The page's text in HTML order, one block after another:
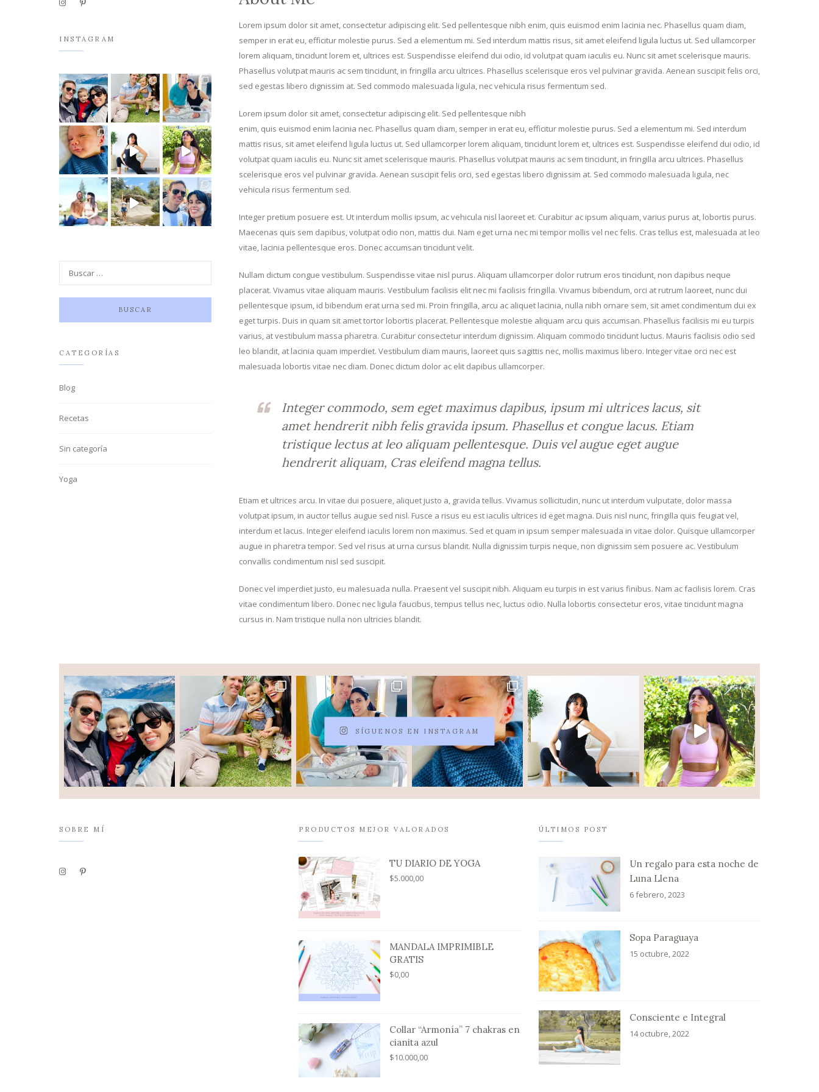
Lorem ipsum dolor sit amet, consectetur adipiscing elit. Sed pellentesque nibh enim, quis euismod enim lacinia nec. Phasellus quam diam,
semper in erat eu, efficitur molestie purus. Sed a elementum mi. Sed interdum mattis risus, sit amet eleifend ligula luctus ut. Sed ullamcorper
lorem aliquam, tincidunt lorem et, ultrices est. Suspendisse eleifend dui odio, id volutpat quam iaculis eu. Nunc sit amet scelerisque mauris.
Phasellus volutpat mauris ac sem tincidunt, in fringilla arcu ultrices. Phasellus scelerisque eros vel pulvinar gravida. Aenean suscipit felis orci,
sed egestas libero dignissim at. Sed commodo malesuada ligula, nec vehicula risus fermentum sed.
Lorem ipsum dolor sit amet, consectetur adipiscing elit. Sed pellentesque nibh
enim, quis euismod enim lacinia nec. Phasellus quam diam, semper in erat eu, efficitur molestie purus. Sed a elementum mi. Sed interdum
mattis risus, sit amet eleifend ligula luctus ut. Sed ullamcorper lorem aliquam, tincidunt lorem et, ultrices est. Suspendisse eleifend dui odio, id
volutpat quam iaculis eu. Nunc sit amet scelerisque mauris. Phasellus volutpat mauris ac sem tincidunt, in fringilla arcu ultrices. Phasellus
scelerisque eros vel pulvinar gravida. Aenean suscipit felis orci, sed egestas libero dignissim at. Sed commodo malesuada ligula, nec
vehicula risus fermentum sed.
Integer pretium posuere est. Ut interdum mollis ipsum, ac vehicula nisl laoreet et. Curabitur ac ipsum aliquam, varius purus at, lobortis purus.
Maecenas quis sem dapibus, volutpat odio non, mattis dui. Nam eget urna nec mi tempor mollis vel nec felis. Cras tellus est, malesuada at leo
vitae, lacinia pellentesque eros. Donec accumsan tincidunt velit.
Nullam dictum congue vestibulum. Suspendisse vitae nisl purus. Aliquam ullamcorper dolor rutrum eros tincidunt, non dapibus neque
placerat. Vivamus vitae aliquam mauris. Vestibulum facilisis elit nec mi facilisis fringilla. Vivamus bibendum, orci at rutrum laoreet, nunc dui
pellentesque ipsum, id bibendum erat urna sed mi. Proin fringilla, arcu ac aliquet lacinia, nulla nibh ornare sem, sit amet condimentum dui ex
eget turpis. Duis in quam sit amet tortor lobortis placerat. Pellentesque molestie aliquam arcu quis accumsan. Phasellus facilisis mi eu turpis
varius, at vestibulum massa pharetra. Curabitur consectetur interdum dignissim. Aliquam commodo tincidunt luctus. Mauris facilisis odio sed
leo blandit, at lacinia quam imperdiet. Vestibulum diam mauris, laoreet quis sagittis nec, mollis maximus libero. Integer vitae orci nec est
malesuada lobortis vitae nec diam. Donec dictum dolor ac elit dapibus ullamcorper.
Integer commodo, sem eget maximus dapibus, ipsum mi ultrices lacus, sit
amet hendrerit nibh felis gravida ipsum. Phasellus et congue lacus. Etiam
tristique lectus at leo aliquam pellentesque. Duis vel augue eget augue
hendrerit aliquam, Cras eleifend magna tellus.
Etiam et ultrices arcu. In vitae dui posuere, aliquet justo a, gravida tellus. Vivamus sollicitudin, nunc ut interdum vulputate, dolor massa
volutpat ipsum, in auctor tellus augue sed nisl. Fusce a risus eu est iaculis ultrices id eget magna. Duis nisl nunc, fringilla quis feugiat vel,
interdum et lacus. Integer eleifend iaculis lorem non maximus. Sed et quam in ipsum semper malesuada in vitae dolor. Quisque ullamcorper
augue in pharetra tempor. Sed vel risus at urna cursus blandit. Nulla dignissim turpis neque, non dignissim sem posuere ac. Vestibulum
convallis condimentum nisl sed suscipit.
Donec vel imperdiet justo, eu malesuada nulla. Praesent vel suscipit nibh. Aliquam eu turpis in est varius finibus. Nam ac facilisis lorem. Cras
vitae condimentum libero. Donec nec ligula faucibus, tempus tellus nec, luctus odio. Nulla lobortis consectetur eros, vitae tincidunt magna
cursus in. Nam tristique nulla non ultricies blandit.
INSTAGRAM
CATEGORÍAS
Blog
Recetas
Sin categoría
Yoga
SÍGUENOS EN INSTAGRAM
SOBRE MÍ PRODUCTOS MEJOR VALORADOS
TU DIARIO DE YOGA
$5.000,00
MANDALA IMPRIMIBLE
GRATIS
$0,00
Collar “Armonía” 7 chakras en
cianita azul
$10.000,00
ÚLTIMOS POST
Un regalo para esta noche de
Luna Llena
6 febrero, 2023
Sopa Paraguaya
15 octubre, 2022
Consciente e Integral
14 octubre, 2022